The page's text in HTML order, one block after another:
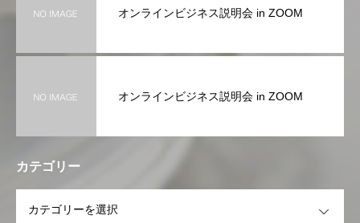
オンラインビジネス説明会 in ZOOM
オンラインビジネス説明会 in ZOOM
カテゴリー